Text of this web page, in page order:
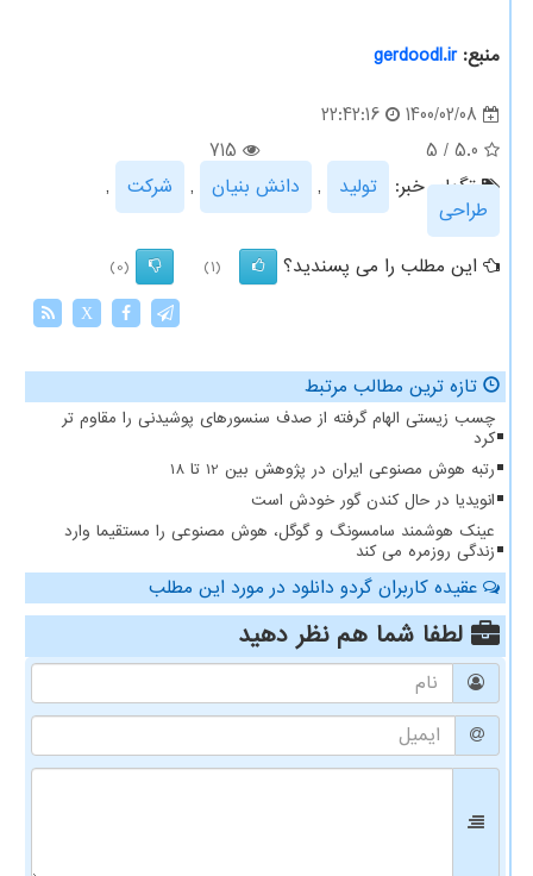
منبع:gerdoodl.ir
1400/02/08
22:42:16
5.0
/
5
715
تگهای خبر:
تولید , دانش بنیان , شركت
,
طراحی
این مطلب را می پسندید؟
(1)
(0)
X
تازه ترین مطالب مرتبط
چسب زیستی الهام گرفته از صدف سنسورهای پوشیدنی را مقاوم تر
کرد
رتبه هوش مصنوعی ایران در پژوهش بین 12 تا 18
انویدیا در حال کندن گور خودش است
عینک هوشمند سامسونگ و گوگل، هوش مصنوعی را مستقیما وارد
زندگی روزمره می کند
عقیده کاربران گردو دانلود در مورد این مطلب
لطفا شما همنظر دهید